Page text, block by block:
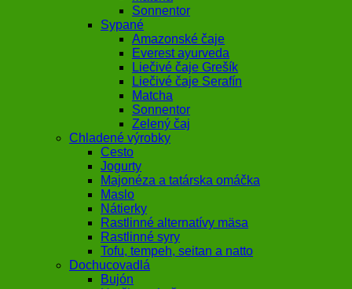
Sonnentor
Sypané
Amazonské čaje
Everest ayurveda
Liečivé čaje Grešík
Liečivé čaje Serafín
Matcha
Sonnentor
Zelený čaj
Chladené výrobky
Cesto
Jogurty
Majonéza a tatárska omáčka
Maslo
Nátierky
Rastlinné alternatívy mäsa
Rastlinné syry
Tofu, tempeh, seitan a natto
Dochucovadlá
Bujón